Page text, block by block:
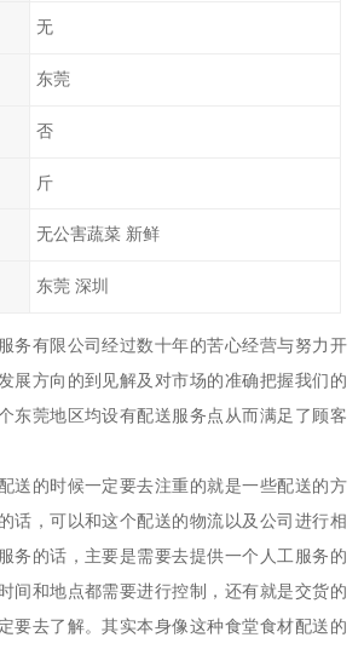
无
东莞
否
斤
无公害蔬菜 新鲜
东莞 深圳
务有限公司经过数十年的苦心经营与努力开
展方向的到见解及对市场的准确把握我们的
东莞地区均设有配送服务点从而满足了顾客
送的时候一定要去注重的就是一些配送的方
话，可以和这个配送的物流以及公司进行相
务的话，主要是需要去提供一个人工服务的
间和地点都需要进行控制，还有就是交货的
要去了解。其实本身像这种食堂食材配送的